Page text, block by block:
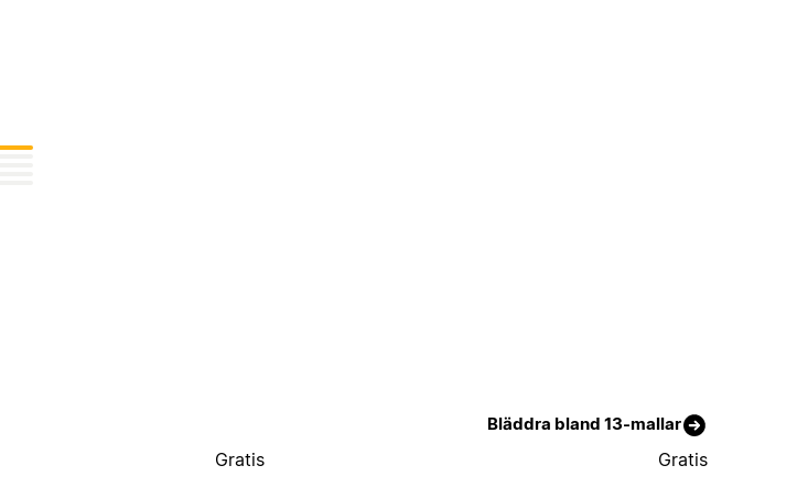
Bläddra bland 13-mallar
Gratis Gratis